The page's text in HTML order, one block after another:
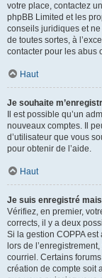
votre place, contactez
phpBB Limited et les
conseils juridiques et
de toutes sortes, à
contacter pour les abus
Haut
Je souhaite
Il est possible qu’un
nouveaux comptes. Il
d’utilisateur que vous
pour obtenir de l’aide.
Haut
Je suis enregistré
Vérifiez, en premier,
corrects, il y a deux
Si la gestion COPPA
lors de
courriel. Certains
création de compte soit